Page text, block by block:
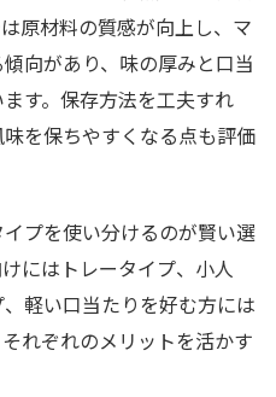
原材料の質感が向上し、マ
向があり、味の厚みと口当
す。保存方法を工夫すれ
を保ちやすくなる点も評価
プを使い分けるのが賢い選
にはトレータイプ、小人
軽い口当たりを好む方には
れぞれのメリットを活かす